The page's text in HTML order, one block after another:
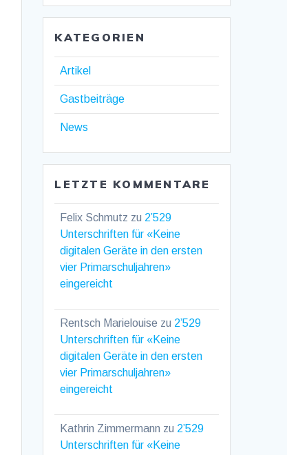
KATEGORIEN
Artikel
Gastbeiträge
News
LETZTE KOMMENTARE
Felix Schmutz zu 2’529
Unterschriften für «Keine
digitalen Geräte in den ersten
vier Primarschuljahren»
eingereicht
Rentsch Marielouise zu 2’529
Unterschriften für «Keine
digitalen Geräte in den ersten
vier Primarschuljahren»
eingereicht
Kathrin Zimmermann zu 2’529
Unterschriften für «Keine